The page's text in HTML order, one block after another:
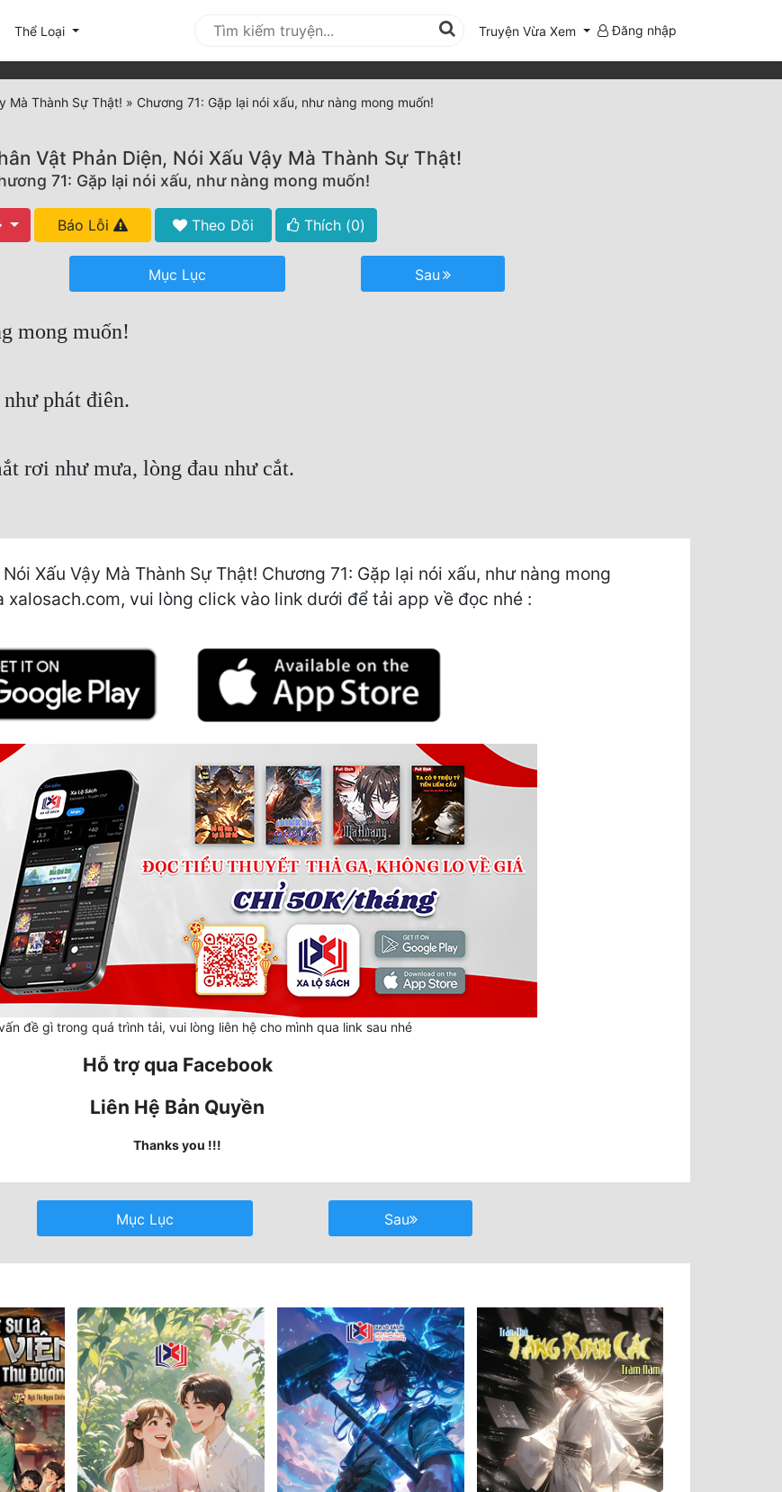
Thể Loại Truyện Vừa Xem Đăng nhập
Mà Thành Sự Thật! » Chương 71: Gặp lại nói xấu, như nàng mong muốn!
Vật Phản Diện, Nói Xấu Vậy Mà Thành Sự Thật!
71: Gặp lại nói xấu, như nàng mong muốn!
Báo Lỗi Theo Dõi Thích (0)
Mục Lục Sau
mong muốn!
phát điên.
rơi như mưa, lòng đau như cắt.
Xấu Vậy Mà Thành Sự Thật! Chương 71: Gặp lại nói xấu, như nàng mong
vui lòng click vào link dưới để tải app về đọc nhé :
đề gì trong quá trình tải, vui lòng liên hệ cho mình qua link sau nhé
Hỗ trợ qua Facebook
Liên Hệ Bản Quyền
Thanks you !!!
Mục Lục Sau